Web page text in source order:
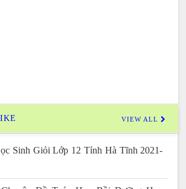
VIEW ALL
Sinh Giỏi Lớp 12 Tỉnh Hà Tĩnh 2021-